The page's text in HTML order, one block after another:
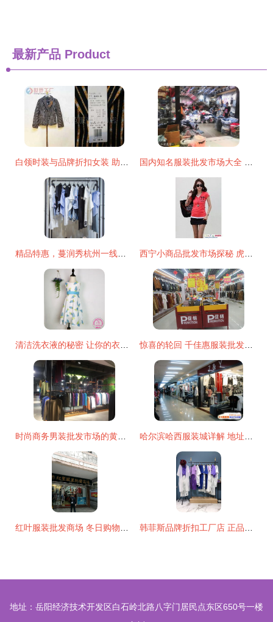
最新产品 Product
地址：岳阳经济技术开发区白石岭北路八字门居民点东区650号一楼